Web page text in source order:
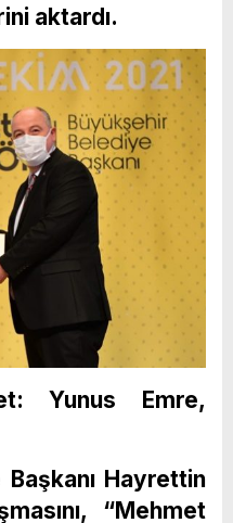
aktardı.
Yunus Emre,
Hayrettin
“Mehmet